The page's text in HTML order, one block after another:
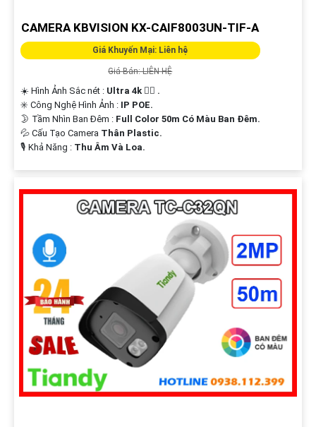
CAMERA KBVISION KX-CAIF8003UN-TIF-A
Giá Khuyến Mại: Liên hệ
Giá Bán: LIÊN HỆ
☀️ Hình Ảnh Sắc nét : Ultra 4k 👍🏾 .
✳️ Công Nghệ Hình Ảnh : IP POE.
🌛 Tầm Nhìn Ban Đêm : Full Color 50m Có Màu Ban Ðêm.
💦 Cấu Tạo Camera Thân Plastic.
️🎙 Khả Năng : Thu Âm Và Loa.